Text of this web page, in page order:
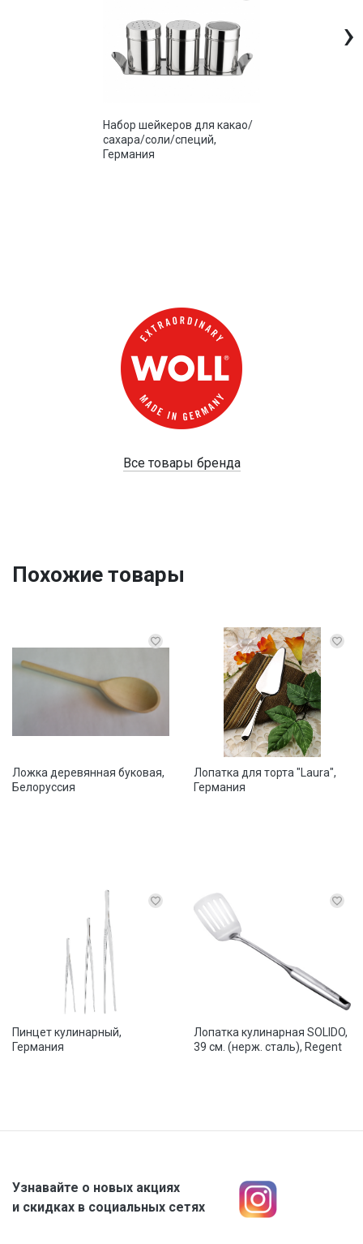
Набор шейкеров для какао/
сахара/соли/специй,
Германия
›
Все товары бренда
Похожие товары
Ложка деревянная буковая,
Белоруссия
Лопатка для торта "Laura",
Германия
Пинцет кулинарный,
Германия
Лопатка кулинарная SOLIDO,
39 см. (нерж. сталь), Regent
Узнавайте о новых акциях
и скидках в социальных сетях